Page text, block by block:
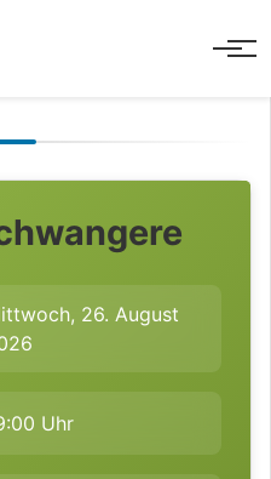
26. August
Uhr